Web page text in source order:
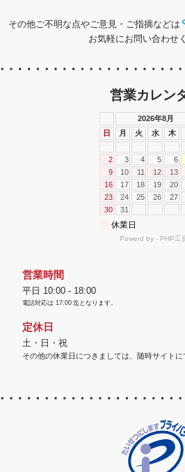
その他ご不明な点やご意見・ご指摘などは
お気軽にお問い合わせ
営業カレン
営業時間
平日 10:00 - 18:00
電話対応は 17:00 迄となります。
定休日
土・日・祝
その他の休業日につきましては、随時サイトに